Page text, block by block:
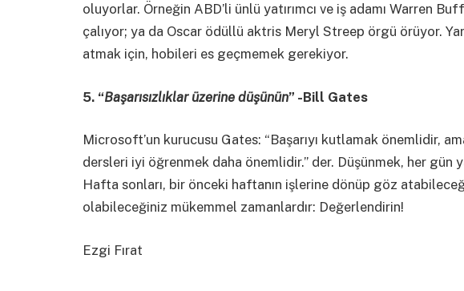
oluyorlar. Örneğin ABD’li ünlü yatırımcı ve iş adamı Warren
çalıyor; ya da Oscar ödüllü aktris Meryl Streep örgü örüyor.
atmak için, hobileri es geçmemek gerekiyor.
5. “Başarısızlıklar üzerine düşünün” -Bill Gates
Microsoft’un kurucusu Gates: “Başarıyı kutlamak önemlidir,
dersleri iyi öğrenmek daha önemlidir.” der. Düşünmek, her gün
Hafta sonları, bir önceki haftanın işlerine dönüp göz
olabileceğiniz mükemmel zamanlardır: Değerlendirin!
Ezgi Fırat